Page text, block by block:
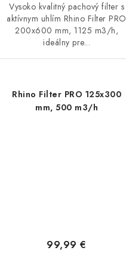
Vysoko kvalitný pachový filter s
aktívnym uhlím Rhino Filter PRO
200x600 mm, 1125 m3/h,
ideálny pre...
Rhino Filter PRO 125x300
mm, 500 m3/h
99,99 €